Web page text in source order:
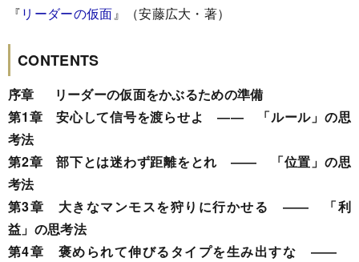
『リーダーの仮面』（安藤広大・著）
CONTENTS
序章 リーダーの仮面をかぶるための準備
第1章 安心して信号を渡らせよ ―― 「ルール」の思
考法
第2章 部下とは迷わず距離をとれ ―― 「位置」の思
考法
第3章 大きなマンモスを狩りに行かせる ―― 「利
益」の思考法
第4章 褒められて伸びるタイプを生み出すな ――